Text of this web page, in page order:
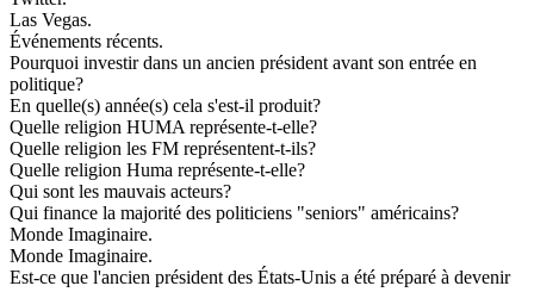
Las Vegas.
Événements récents.
Pourquoi investir dans un ancien président avant son entrée en
politique?
En quelle(s) année(s) cela s'est-il produit?
Quelle religion HUMA représente-t-elle?
Quelle religion les FM représentent-t-ils?
Quelle religion Huma représente-t-elle?
Qui sont les mauvais acteurs?
Qui finance la majorité des politiciens "seniors" américains?
Monde Imaginaire.
Monde Imaginaire.
Est-ce que l'ancien président des États-Unis a été préparé à devenir